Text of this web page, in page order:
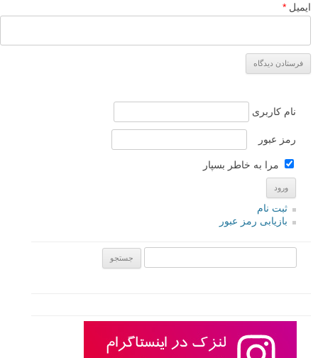
ایمیل *
نام کاربری
رمز عبور
مرا به خاطر بسپار
ثبت نام
بازیابی رمز عبور